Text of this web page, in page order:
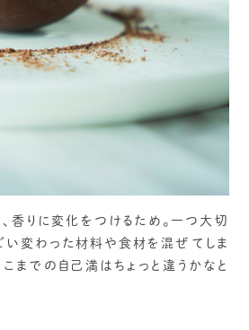
香りに変化をつけるため。一つ大切
い変わった材料や食材を混ぜてしま
こまでの自己満はちょっと違うかなと